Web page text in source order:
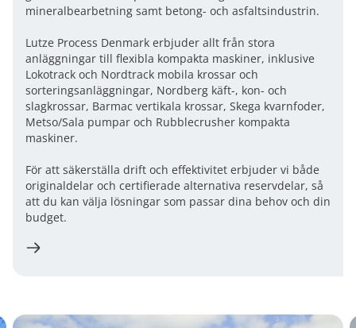
mineralbearbetning samt betong- och asfaltsindustrin.
Lutze Process Denmark erbjuder allt från stora
anläggningar till flexibla kompakta maskiner, inklusive
Lokotrack och Nordtrack mobila krossar och
sorteringsanläggningar, Nordberg käft-, kon- och
slagkrossar, Barmac vertikala krossar, Skega kvarnfoder,
Metso/Sala pumpar och Rubblecrusher kompakta
maskiner.
För att säkerställa drift och effektivitet erbjuder vi både
originaldelar och certifierade alternativa reservdelar, så
att du kan välja lösningar som passar dina behov och din
budget.